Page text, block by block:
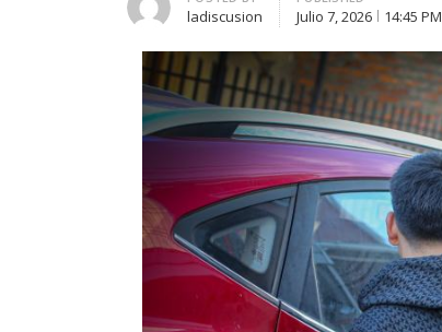
ladiscusion Julio 7, 2026 14:45 PM